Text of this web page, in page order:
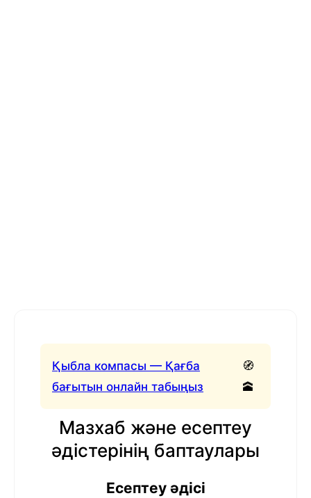
Қыбла компасы — Қағба
бағытын онлайн табыңыз
🧭
🕋
Мазхаб және есептеу
әдістерінің баптаулары
Есептеу әдісі